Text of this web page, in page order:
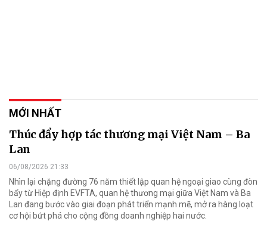
MỚI NHẤT
Thúc đẩy hợp tác thương mại Việt Nam – Ba
Lan
06/08/2026 21:33
Nhìn lại chặng đường 76 năm thiết lập quan hệ ngoại giao cùng đòn
bẩy từ Hiệp định EVFTA, quan hệ thương mại giữa Việt Nam và Ba
Lan đang bước vào giai đoạn phát triển mạnh mẽ, mở ra hàng loạt
cơ hội bứt phá cho cộng đồng doanh nghiệp hai nước.